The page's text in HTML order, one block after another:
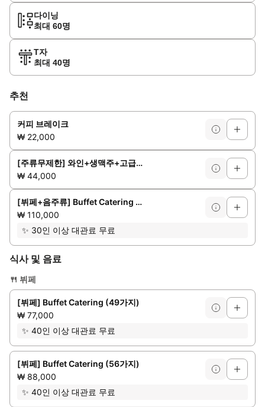
다이닝
최대 60명
T자
최대 40명
추천
커피 브레이크
₩ 22,000
[주류무제한] 와인+생맥주+고급소주+음료
₩ 44,000
[뷔페+음주류] Buffet Catering + Free Flow Drinks
₩ 110,000
✨ 30인 이상 대관료 무료
식사 및 음료
🍴 뷔페
[뷔페] Buffet Catering (49가지)
₩ 77,000
✨ 40인 이상 대관료 무료
[뷔페] Buffet Catering (56가지)
₩ 88,000
✨ 40인 이상 대관료 무료